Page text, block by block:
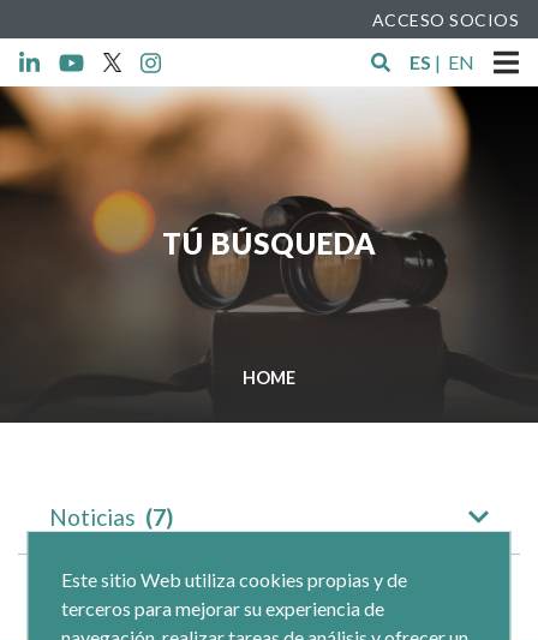
ACCESO SOCIOS
ES | EN
TÚ BÚSQUEDA
HOME
Noticias (7)
Este sitio Web utiliza cookies propias y de
terceros para mejorar su experiencia de